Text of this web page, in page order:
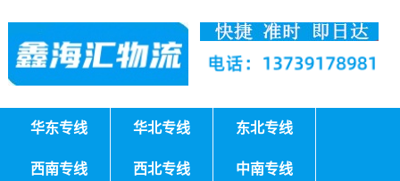
华东专线 华北专线 东北专线
西南专线 西北专线 中南专线